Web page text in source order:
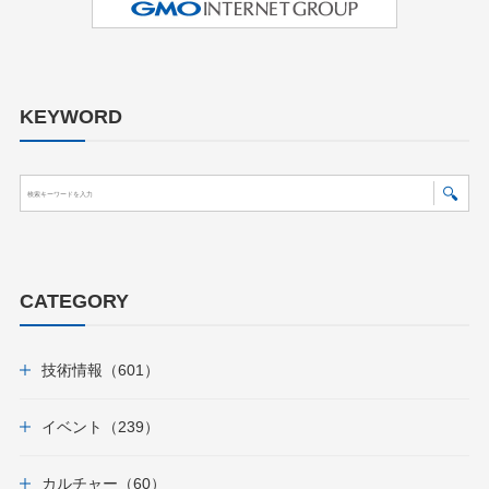
KEYWORD
CATEGORY
技術情報（601）
イベント（239）
カルチャー（60）